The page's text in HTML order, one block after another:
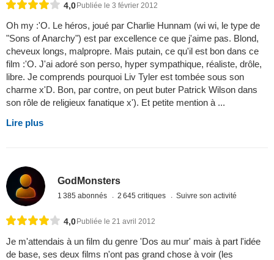
4,0 Publiée le 3 février 2012
Oh my :'O. Le héros, joué par Charlie Hunnam (wi wi, le type de
"Sons of Anarchy") est par excellence ce que j'aime pas. Blond,
cheveux longs, malpropre. Mais putain, ce qu'il est bon dans ce
film :'O. J'ai adoré son perso, hyper sympathique, réaliste, drôle,
libre. Je comprends pourquoi Liv Tyler est tombée sous son
charme x'D. Bon, par contre, on peut buter Patrick Wilson dans
son rôle de religieux fanatique x'). Et petite mention à ...
Lire plus
GodMonsters
1 385 abonnés 2 645 critiques Suivre son activité
4,0Publiée le 21 avril 2012
Je m'attendais à un film du genre 'Dos au mur' mais à part l'idée
de base, ses deux films n'ont pas grand chose à voir (les